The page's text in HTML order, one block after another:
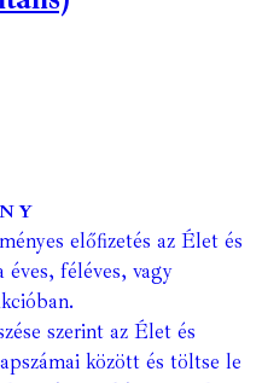
előfizetés az Élet és
féléves, vagy
szerint az Élet és
között és töltse le